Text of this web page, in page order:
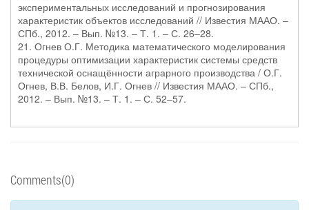
экспериментальных исследований и прогнозирования
характеристик объектов исследований // Известия МААО. –
СПб., 2012. – Вып. №13. – Т. 1. – С. 26–28.
21. Огнев О.Г. Методика математического моделирования
процедуры оптимизации характеристик системы средств
технической оснащённости аграрного производства / О.Г.
Огнев, В.В. Белов, И.Г. Огнев // Известия МААО. – СПб.,
2012. – Вып. №13. – Т. 1. – С. 52–57.
Comments(0)